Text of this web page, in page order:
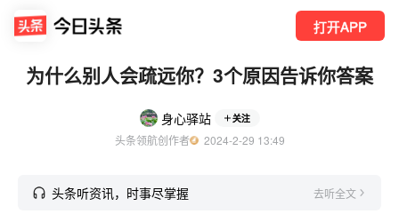
打开APP
为什么别人会疏远你？3个原因告诉你答案
身心驿站 关注
头条领航创作者
  2024-2-29 13:49
头条听资讯，时事尽掌握 去听全文